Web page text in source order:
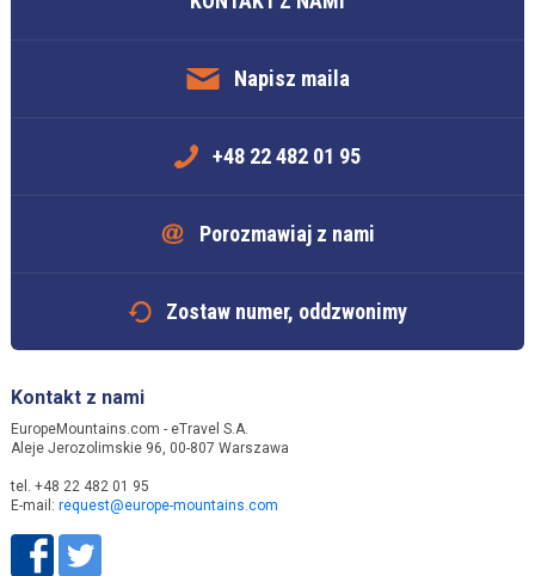
Napisz maila
+48 22 482 01 95
Porozmawiaj z nami
Zostaw numer, oddzwonimy
Kontakt z nami
EuropeMountains.com - eTravel S.A.
Aleje Jerozolimskie 96, 00-807 Warszawa
tel. +48 22 482 01 95
E-mail: request@europe-mountains.com